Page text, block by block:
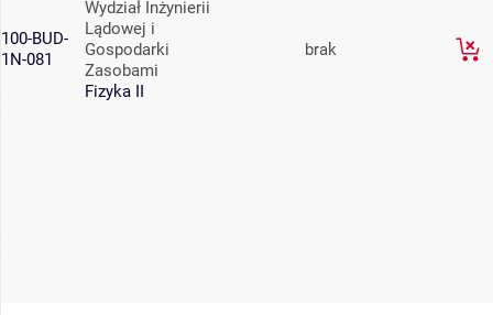
100-BUD-
1N-081
Wydział Inżynierii
Lądowej i
Gospodarki
Zasobami
Fizyka II
brak